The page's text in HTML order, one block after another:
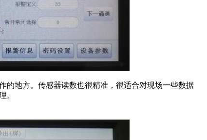
的地方。传感器读数也很精准，很适合对现场一些数据
。